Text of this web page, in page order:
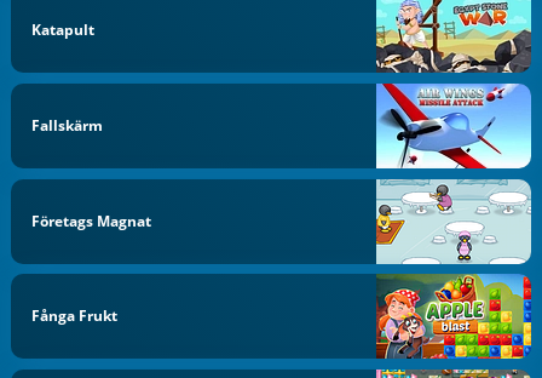
Katapult
Fallskärm
Företags Magnat
Fånga Frukt